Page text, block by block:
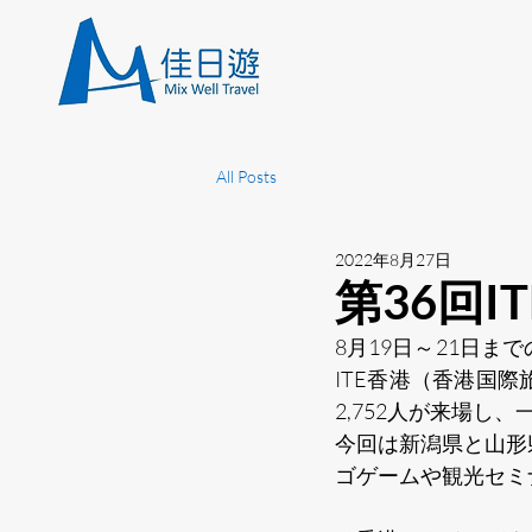
All Posts
第36回
2022年8月27日
8月19日～21日ま
ITE香港（香港国際
2,752人が来場し、
今回は新潟県と山
ゴゲームや観光セ